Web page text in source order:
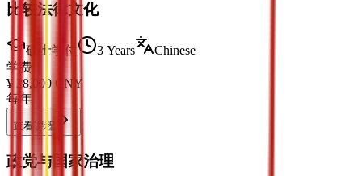
比较法律文化
硕士学位 3 Years
Chinese
学费
¥ 28,000 CNY
每年
查看课程
政党与国家治理